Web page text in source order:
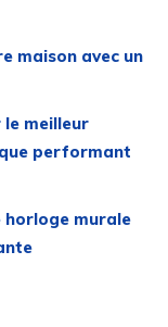
maison avec un
le meilleur
performant
horloge murale